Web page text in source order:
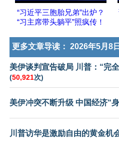
“习近平三胞胎兄弟”出炉？
“习主席带头躺平”照疯传！
更多文章导读： 2026年5月8日
美伊谈判宣告破局 川普：“完
(50,921次)
美伊冲突不断升级 中国经济“
川普访华是激励自由的黄金机